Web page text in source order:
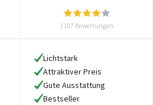
1107 Bewertungen
Lichtstark
Attraktiver Preis
Gute Ausstattung
Bestseller